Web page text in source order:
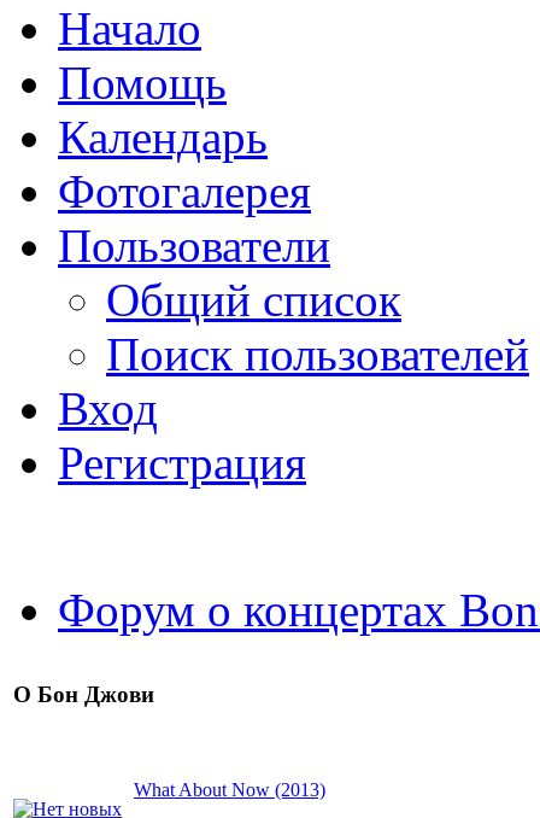
Начало
Помощь
Календарь
Фотогалерея
Пользователи
Общий список
Поиск пользователей
Вход
Регистрация
Форум о концертах
О Бон Джови
What About Now (2013)